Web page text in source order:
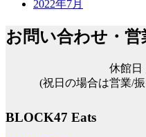
2022年7月
お問い合わせ・営
休館日
(祝日の場合は営業/
BLOCK47 Eats